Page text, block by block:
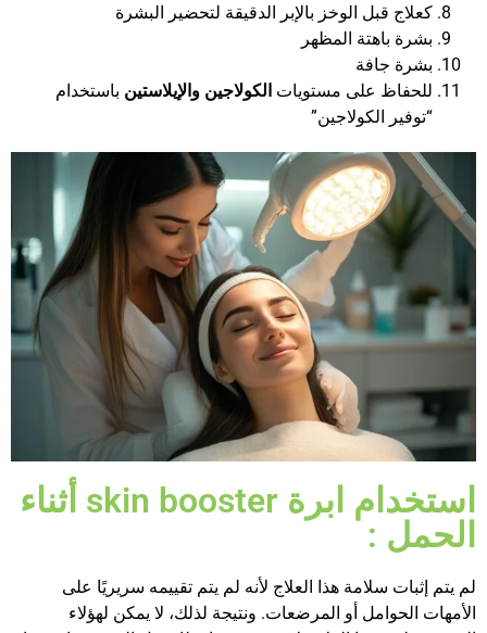
كعلاج قبل الوخز بالإبر الدقيقة لتحضير البشرة
بشرة باهتة المظهر
بشرة جافة
للحفاظ على مستويات الكولاجين والإيلاستين باستخدام
“توفير الكولاجين”
استخدام ابرة skin booster أثناء
الحمل :
لم يتم إثبات سلامة هذا العلاج لأنه لم يتم تقييمه سريريًا على
الأمهات الحوامل أو المرضعات. ونتيجة لذلك، لا يمكن لهؤلاء